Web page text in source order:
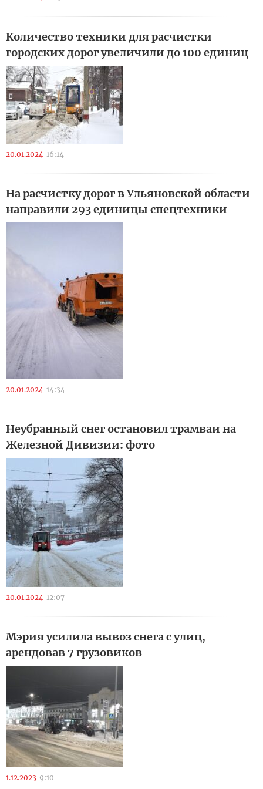
Количество техники для расчистки
городских дорог увеличили до 100 единиц
20.01.2024 16:14
На расчистку дорог в Ульяновской области
направили 293 единицы спецтехники
20.01.2024 14:34
Неубранный снег остановил трамваи на
Железной Дивизии: фото
20.01.2024 12:07
Мэрия усилила вывоз снега с улиц,
арендовав 7 грузовиков
1.12.2023 9:10